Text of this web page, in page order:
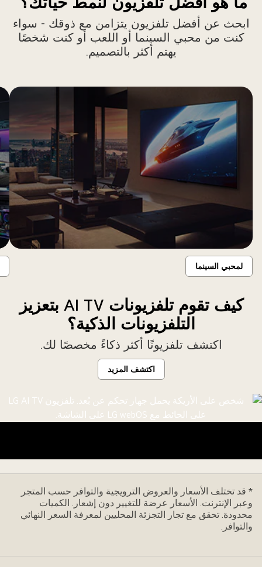
ابحث عن أفضل تلفزيون يتزامن مع ذوقك - سواء
كنت من محبي السينما أو اللعب أو كنت شخصًا
يهتم أكثر بالتصميم.
لمحبي السينما
كيف تقوم تلفزيونات AI TV بتعزيز
التلفزيونات الذكية؟
اكتشف تلفزيونًا أكثر ذكاءً مخصصًا لك.
اكتشف المزيد
* قد تختلف الأسعار والعروض الترويجية والتوافر حسب المتجر
وعبر الإنترنت. الأسعار عرضة للتغيير دون إشعار. الكميات
محدودة. تحقق مع تجار التجزئة المحليين لمعرفة السعر النهائي
والتوافر.